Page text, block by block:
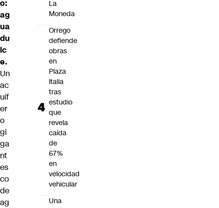
o:
ag
ua
du
lc
e.
Un
ac
uíf
er
o
gi
ga
nt
es
co
de
ag
La
Moneda
Orrego
defiende
obras
en
Plaza
Italia
tras
estudio
que
revela
caída
de
67%
en
velocidad
vehicular
Una